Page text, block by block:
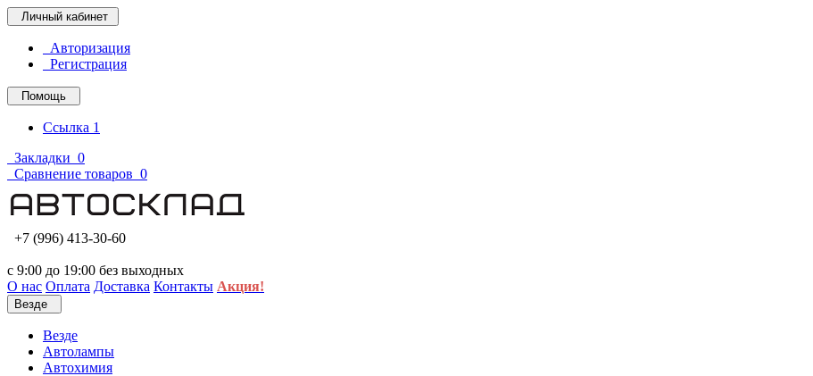
Личный кабинет
Авторизация
Регистрация
Помощь
Ссылка 1
Закладки 0
Сравнение товаров 0
+7 (996) 413-30-60
с 9:00 до 19:00 без выходных
О нас Оплата Доставка Контакты Акция!
Везде
Везде
Автолампы
Автохимия